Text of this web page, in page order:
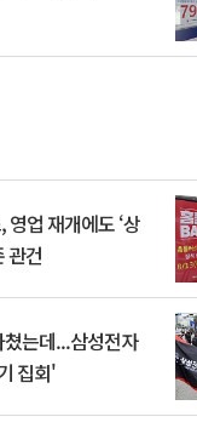
영업 재개에도 ‘상
관건
는데...삼성전자
집회'